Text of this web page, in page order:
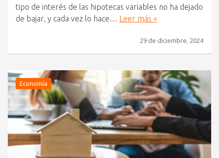
tipo de interés de las hipotecas variables no ha dejado
de bajar, y cada vez lo hace… Leer más »
29 de diciembre, 2024
Economía